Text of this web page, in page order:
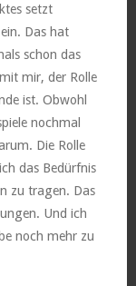
setzt
Das hat
schon das
mir, der Rolle
ist. Obwohl
nochmal
Die Rolle
das Bedürfnis
zu tragen. Das
Und ich
noch mehr zu